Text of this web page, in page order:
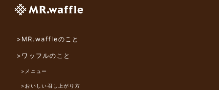
>MR.waffleのこと
>ワッフルのこと
>メニュー
>おいしい召し上がり方